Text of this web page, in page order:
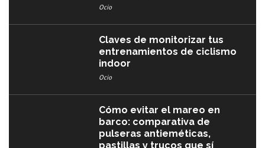
Ocio
Claves de monitorizar tus
entrenamientos de ciclismo
indoor
Ocio
Cómo evitar el mareo en
barco: comparativa de
pulseras antieméticas,
pastillas y trucos que sí